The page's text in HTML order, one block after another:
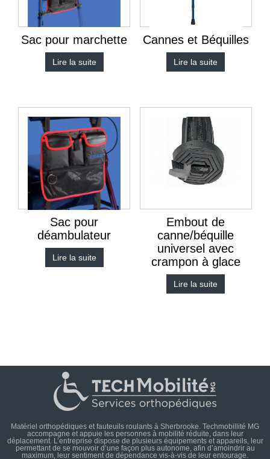
Sac pour marchette
Lire la suite
Cannes et Béquilles
Lire la suite
Sac pour
déambulateur
Lire la suite
Embout de
canne/béquille
universel avec
crampon à glace
Lire la suite
Matériel orthopédiques et fauteuils roulants à Sherbrooke. Techmobillité MG
accompagne et appuie les personnes à mobilité réduite, dans leur
déplacement. L’entreprise dispose de plusieurs équipements et appareils, leur
permettant de se mouvoir d’une façon plus autonome, afin d’amoindrir au
maximum, leur sentiment de dépendance vis-à-vis de leur entourage.